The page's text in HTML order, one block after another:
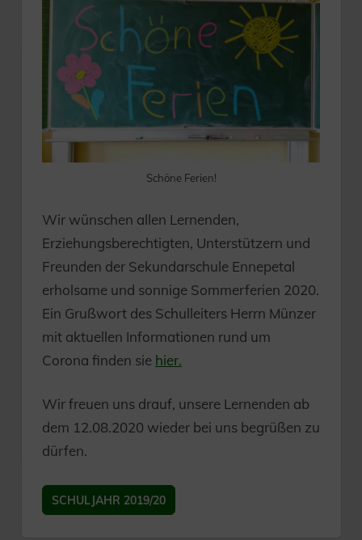
Schöne Ferien!
Wir wünschen allen Lernenden,
Erziehungsberechtigten, Unterstützern und
Freunden der Sekundarschule Ennepetal
erholsame und sonnige Sommerferien 2020.
Ein Grußwort des Schulleiters Herrn Münzer
mit aktuellen Informationen rund um
Corona finden sie hier.
Wir freuen uns drauf, unsere Lernenden ab
dem 12.08.2020 wieder bei uns begrüßen zu
dürfen.
SCHULJAHR 2019/20